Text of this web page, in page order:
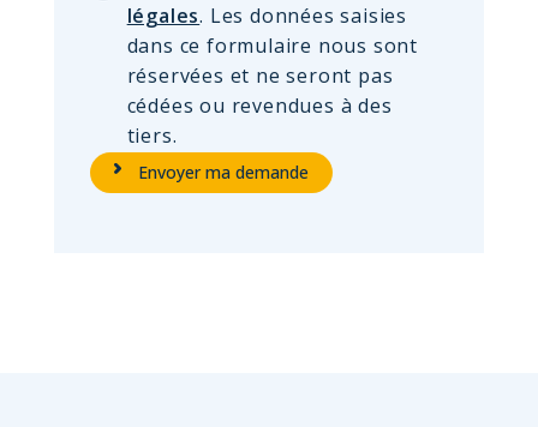
légales. Les données saisies
dans ce formulaire nous sont
réservées et ne seront pas
cédées ou revendues à des
tiers.